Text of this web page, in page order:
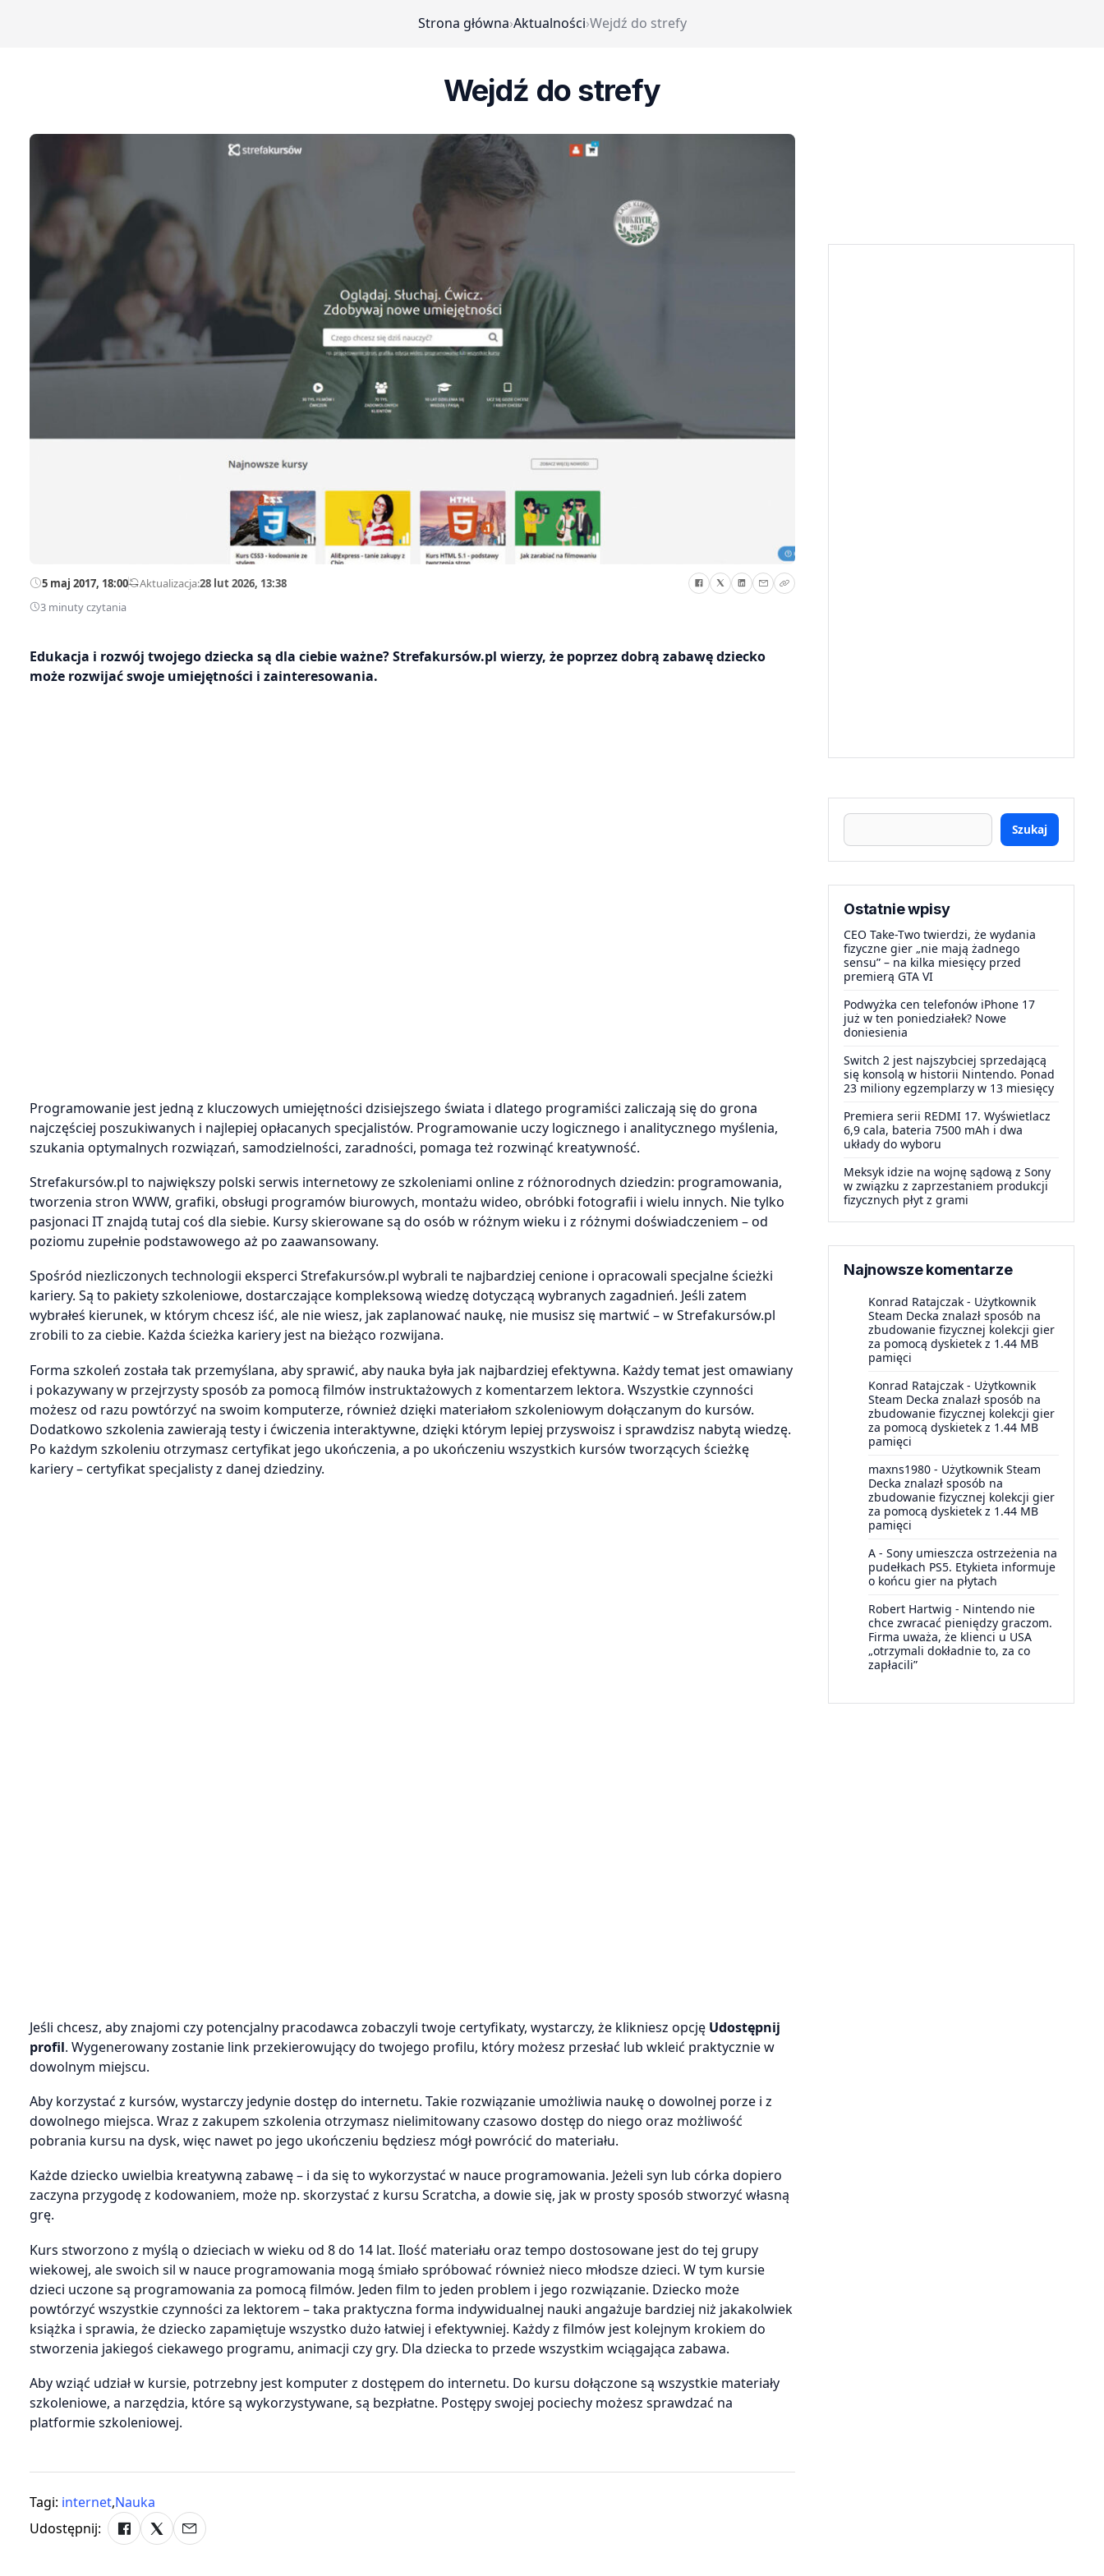
Strona główna›Aktualności›Wejdź do strefy
Wejdź do strefy
5 maj 2017, 18:00—Aktualizacja:28 lut 2026, 13:38
3 minuty czytania
Edukacja i rozwój twojego dziecka są dla ciebie ważne? Strefakursów.pl wierzy, że poprzez dobrą zabawę dziecko
może rozwijać swoje umiejętności i zainteresowania.
Programowanie jest jedną z kluczowych umiejętności dzisiejszego świata i dlatego programiści zaliczają się do grona
najczęściej poszukiwanych i najlepiej opłacanych specjalistów. Programowanie uczy logicznego i analitycznego myślenia,
szukania optymalnych rozwiązań, samodzielności, zaradności, pomaga też rozwinąć kreatywność.
Strefakursów.pl to największy polski serwis internetowy ze szkoleniami online z różnorodnych dziedzin: programowania,
tworzenia stron WWW, grafiki, obsługi programów biurowych, montażu wideo, obróbki fotografii i wielu innych. Nie tylko
pasjonaci IT znajdą tutaj coś dla siebie. Kursy skierowane są do osób w różnym wieku i z różnymi doświadczeniem – od
poziomu zupełnie podstawowego aż po zaawansowany.
Spośród niezliczonych technologii eksperci Strefakursów.pl wybrali te najbardziej cenione i opracowali specjalne ścieżki
kariery. Są to pakiety szkoleniowe, dostarczające kompleksową wiedzę dotyczącą wybranych zagadnień. Jeśli zatem
wybrałeś kierunek, w którym chcesz iść, ale nie wiesz, jak zaplanować naukę, nie musisz się martwić – w Strefakursów.pl
zrobili to za ciebie. Każda ścieżka kariery jest na bieżąco rozwijana.
Forma szkoleń została tak przemyślana, aby sprawić, aby nauka była jak najbardziej efektywna. Każdy temat jest omawiany
i pokazywany w przejrzysty sposób za pomocą filmów instruktażowych z komentarzem lektora. Wszystkie czynności
możesz od razu powtórzyć na swoim komputerze, również dzięki materiałom szkoleniowym dołączanym do kursów.
Dodatkowo szkolenia zawierają testy i ćwiczenia interaktywne, dzięki którym lepiej przyswoisz i sprawdzisz nabytą wiedzę.
Po każdym szkoleniu otrzymasz certyfikat jego ukończenia, a po ukończeniu wszystkich kursów tworzących ścieżkę
kariery – certyfikat specjalisty z danej dziedziny.
Jeśli chcesz, aby znajomi czy potencjalny pracodawca zobaczyli twoje certyfikaty, wystarczy, że klikniesz opcję Udostępnij
profil. Wygenerowany zostanie link przekierowujący do twojego profilu, który możesz przesłać lub wkleić praktycznie w
dowolnym miejscu.
Aby korzystać z kursów, wystarczy jedynie dostęp do internetu. Takie rozwiązanie umożliwia naukę o dowolnej porze i z
dowolnego miejsca. Wraz z zakupem szkolenia otrzymasz nielimitowany czasowo dostęp do niego oraz możliwość
pobrania kursu na dysk, więc nawet po jego ukończeniu będziesz mógł powrócić do materiału.
Każde dziecko uwielbia kreatywną zabawę – i da się to wykorzystać w nauce programowania. Jeżeli syn lub córka dopiero
zaczyna przygodę z kodowaniem, może np. skorzystać z kursu Scratcha, a dowie się, jak w prosty sposób stworzyć własną
grę.
Kurs stworzono z myślą o dzieciach w wieku od 8 do 14 lat. Ilość materiału oraz tempo dostosowane jest do tej grupy
wiekowej, ale swoich sil w nauce programowania mogą śmiało spróbować również nieco młodsze dzieci. W tym kursie
dzieci uczone są programowania za pomocą filmów. Jeden film to jeden problem i jego rozwiązanie. Dziecko może
powtórzyć wszystkie czynności za lektorem – taka praktyczna forma indywidualnej nauki angażuje bardziej niż jakakolwiek
książka i sprawia, że dziecko zapamiętuje wszystko dużo łatwiej i efektywniej. Każdy z filmów jest kolejnym krokiem do
stworzenia jakiegoś ciekawego programu, animacji czy gry. Dla dziecka to przede wszystkim wciągająca zabawa.
Aby wziąć udział w kursie, potrzebny jest komputer z dostępem do internetu. Do kursu dołączone są wszystkie materiały
szkoleniowe, a narzędzia, które są wykorzystywane, są bezpłatne. Postępy swojej pociechy możesz sprawdzać na
platformie szkoleniowej.
Tagi: internet,Nauka
Udostępnij:
Szukaj
Ostatnie wpisy
CEO Take-Two twierdzi, że wydania
fizyczne gier „nie mają żadnego
sensu” – na kilka miesięcy przed
premierą GTA VI
Podwyżka cen telefonów iPhone 17
już w ten poniedziałek? Nowe
doniesienia
Switch 2 jest najszybciej sprzedającą
się konsolą w historii Nintendo. Ponad
23 miliony egzemplarzy w 13 miesięcy
Premiera serii REDMI 17. Wyświetlacz
6,9 cala, bateria 7500 mAh i dwa
układy do wyboru
Meksyk idzie na wojnę sądową z Sony
w związku z zaprzestaniem produkcji
fizycznych płyt z grami
Najnowsze komentarze
Konrad Ratajczak - Użytkownik
Steam Decka znalazł sposób na
zbudowanie fizycznej kolekcji gier
za pomocą dyskietek z 1.44 MB
pamięci
Konrad Ratajczak - Użytkownik
Steam Decka znalazł sposób na
zbudowanie fizycznej kolekcji gier
za pomocą dyskietek z 1.44 MB
pamięci
maxns1980 - Użytkownik Steam
Decka znalazł sposób na
zbudowanie fizycznej kolekcji gier
za pomocą dyskietek z 1.44 MB
pamięci
A - Sony umieszcza ostrzeżenia na
pudełkach PS5. Etykieta informuje
o końcu gier na płytach
Robert Hartwig - Nintendo nie
chce zwracać pieniędzy graczom.
Firma uważa, że klienci u USA
„otrzymali dokładnie to, za co
zapłacili”